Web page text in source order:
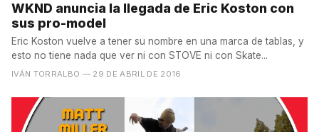
WKND anuncia la llegada de Eric Koston con
sus pro-model
Eric Koston vuelve a tener su nombre en una marca de tablas, y
esto no tiene nada que ver ni con STOVE ni con Skate...
IVÁN TORRALBO — 29 DE ABRIL DE 2016